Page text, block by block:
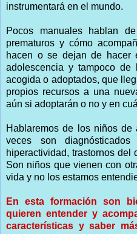
instrumentará en el mundo.
Pocos manuales hablan
prematuros y cómo
hacen o se dejan de hacer
adolescencia y tampoco
acogida o adoptados, que
propios recursos a una
aún si adoptarán o no y en
Hablaremos de los niños
veces son
hiperactividad, trastornos del
Son niños que vienen con
vida y no los estamos
En esta formación son
quieren entender y
características y saber